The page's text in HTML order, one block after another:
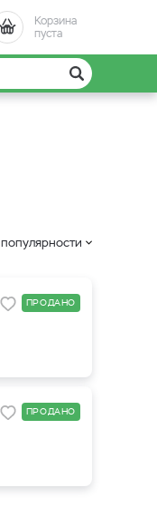
Корзина
пуста
ПРОДАНО
ПРОДАНО